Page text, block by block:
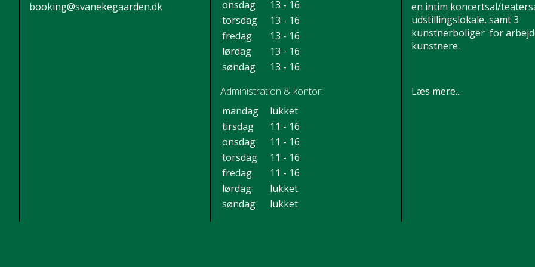
booking@svanekegaarden.dk
onsdag
13 - 16
torsdag
13 - 16
fredag
13 - 16
lørdag
13 - 16
søndag
13 - 16
Administration & kontor:
mandag
lukket
tirsdag
11 - 16
onsdag
11 - 16
torsdag
11 - 16
fredag
11 - 16
lørdag
lukket
søndag
lukket
en intim koncertsal/
udstillingslokale, samt 3
kunstnerboliger for
kunstnere.
Læs mere...